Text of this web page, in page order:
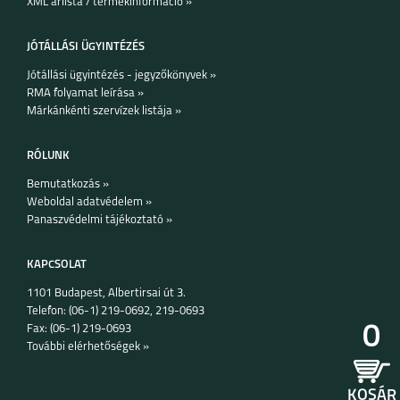
IPHONE 16 PRO
IPHONE 15 PLUS IPHONE 15 PRO
JÓTÁLLÁSI ÜGYINTÉZÉS
Jótállási ügyintézés - jegyzőkönyvek »
RMA folyamat leírása »
Márkánkénti szervízek listája »
RÓLUNK
Bemutatkozás »
Weboldal adatvédelem »
Panaszvédelmi tájékoztató »
KAPCSOLAT
1101 Budapest, Albertirsai út 3.
Telefon: (06-1) 219-0692, 219-0693
Fax: (06-1) 219-0693
További elérhetőségek »
0
KOSÁR